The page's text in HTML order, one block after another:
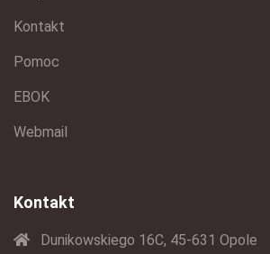
Kontakt
Pomoc
EBOK
Webmail
Kontakt
Dunikowskiego 16C, 45-631 Opole